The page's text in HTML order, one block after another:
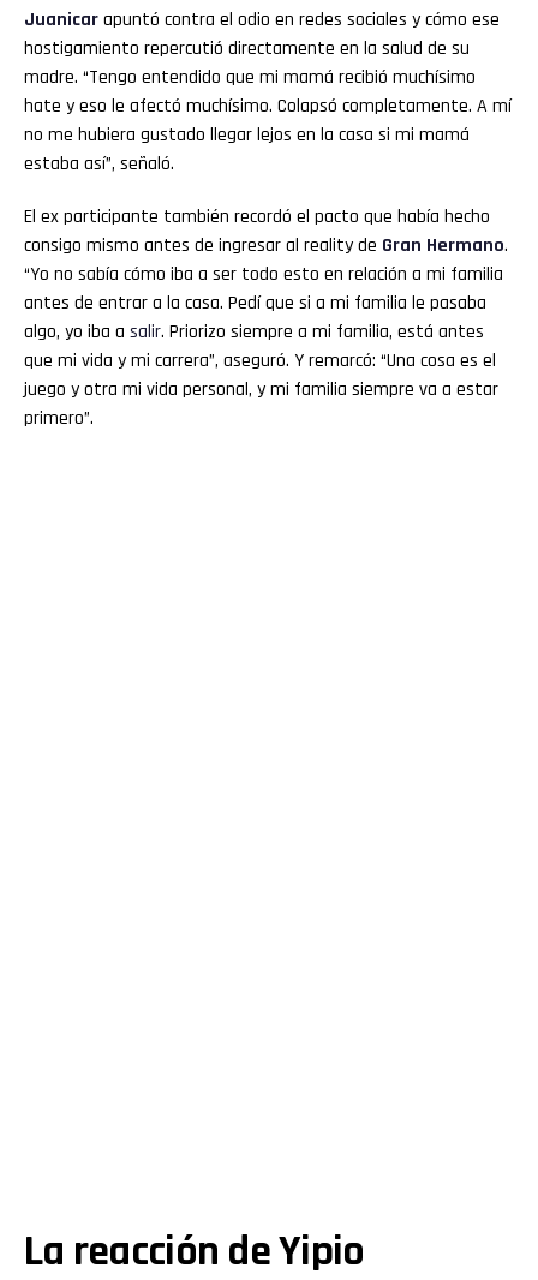
Juanicarapuntó contra el odio en redes sociales y cómo ese
hostigamiento repercutió directamente en la salud de su
madre. “Tengo entendido que mi mamá recibió muchísimo
hate y eso le afectó muchísimo. Colapsó completamente. A mí
no me hubiera gustado llegar lejos en la casa si mi mamá
estaba así”, señaló.
El ex participante también recordó el pacto que había hecho
consigo mismo antes de ingresar al reality de Gran Hermano.
“Yo no sabía cómo iba a ser todo esto en relación a mi familia
antes de entrar a la casa. Pedí que si a mi familia le pasaba
algo, yo iba a salir. Priorizo siempre a mi familia, está antes
que mi vida y mi carrera”, aseguró. Y remarcó: “Una cosa es el
juego y otra mi vida personal, y mi familia siempre va a estar
primero”.
La reacción de Yipio